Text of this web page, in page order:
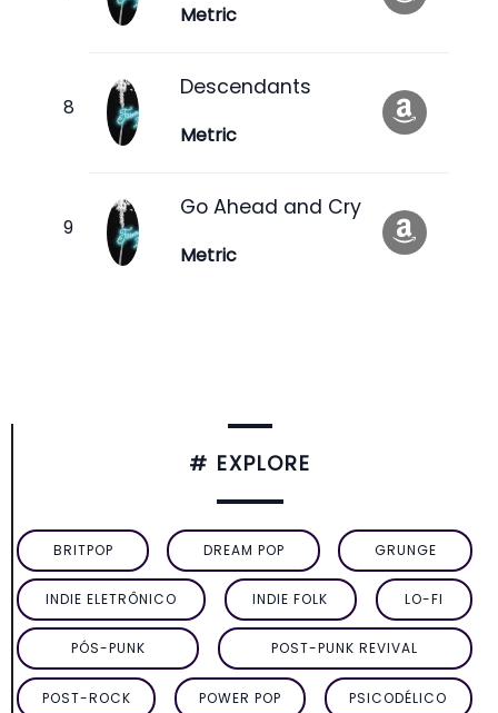
Metric
Descendants
Metric
Go Ahead and Cry
Metric
# EXPLORE
BRITPOP DREAM POP GRUNGE
INDIE ELETRÔNICO INDIE FOLK LO-FI
PÓS-PUNK POST-PUNK REVIVAL
POST-ROCK POWER POP PSICODÉLICO